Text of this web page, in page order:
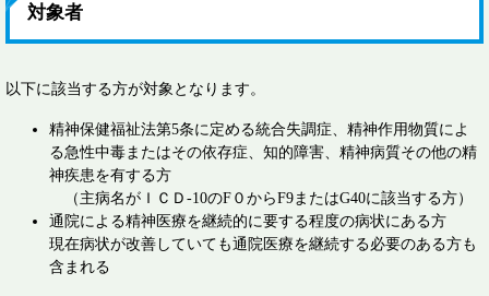
対象者
以下に該当する方が対象となります。
精神保健福祉法第5条に定める統合失調症、精神作用物質によ
る急性中毒またはその依存症、知的障害、精神病質その他の精
神疾患を有する方
（主病名がＩＣＤ-10のF０からF9またはG40に該当する方）
通院による精神医療を継続的に要する程度の病状にある方
現在病状が改善していても通院医療を継続する必要のある方も
含まれる